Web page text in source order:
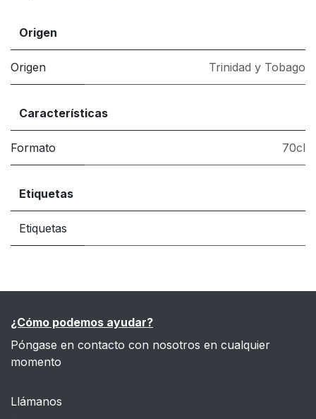
Origen
Origen Trinidad y Tobago
Características
Formato 70cl
Etiquetas
Etiquetas
¿Cómo podemos ayudar?
Póngase en contacto con nosotros en cualquier
momento
Llámanos